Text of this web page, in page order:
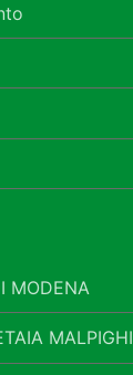
MODENA
MALPIGHI